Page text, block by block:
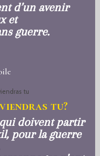
d’un avenir
et
guerre.
tu?
doivent partir
pour la guerre